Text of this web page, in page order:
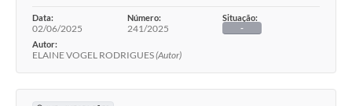
Data:
02/06/2025
Número:
241/2025
Situação:
-
Autor:
ELAINE VOGEL RODRIGUES(Autor)